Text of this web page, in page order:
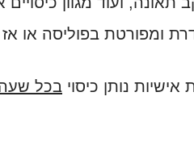
ומפורטת בפוליסה או
נותן כיסוי בכל